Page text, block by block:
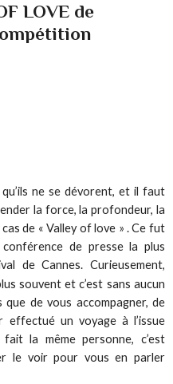
LOVE de
ne se dévorent, et il faut
la force, la profondeur, la
de « Valley of love » . Ce fut
de presse la plus
de Cannes. Curieusement,
souvent et c’est sans aucun
de vous accompagner, de
effectué un voyage à l’issue
la même personne, c’est
le voir pour vous en parler